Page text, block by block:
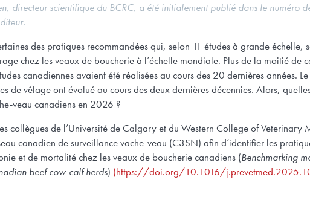
directeur scientifique du BCRC, a été initialement publié dans le numéro
des pratiques recommandées qui, selon 11 études à grande échelle,
chez les veaux de boucherie à l’échelle mondiale. Plus de la moitié de
canadiennes avaient été réalisées au cours des 20 dernières années.
de vêlage ont évolué au cours des deux dernières décennies. Alors,
veau canadiens en 2026 ?
collègues de l’Université de Calgary et du Western College of Veterinary
canadien de surveillance vache-veau (C3SN) afin d’identifier les
et de mortalité chez les veaux de boucherie canadiens (Benchmarking
beef cow-calf herds) (https://doi.org/10.1016/